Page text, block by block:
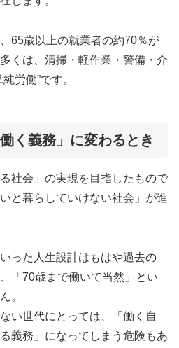
65歳以上の就業者の約70％が
くは、清掃・軽作業・警備・介
労働”です。
く義務」に変わるとき
社会」の実現を目指したもので
と暮らしていけない社会」が進
った人生設計はもはや過去の
「70歳まで働いて当然」とい
。
い世代にとっては、「働く自
義務」になってしまう危険もあ